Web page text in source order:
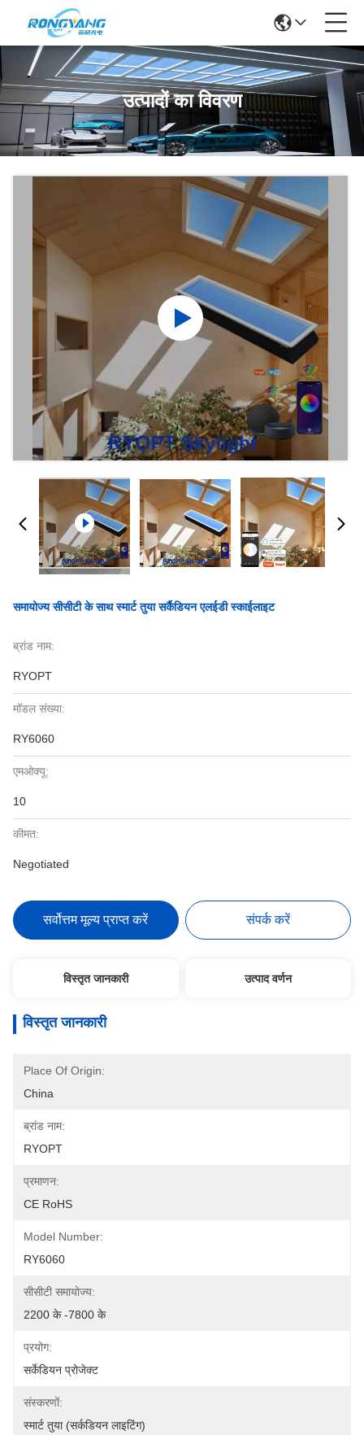
उत्पादों का विवरण
समायोज्य सीसीटी के साथ स्मार्ट तुया सर्कैडियन एलईडी स्काईलाइट
ब्रांड नाम:
RYOPT
मॉडल संख्या:
RY6060
एमओक्यू:
10
कीमत:
Negotiated
सर्वोत्तम मूल्य प्राप्त करें संपर्क करें
विस्तृत जानकारी उत्पाद वर्णन
विस्तृत जानकारी
Place Of Origin:
China
ब्रांड नाम:
RYOPT
प्रमाणन:
CE RoHS
Model Number:
RY6060
सीसीटी समायोज्य:
2200 के -7800 के
प्रयोग:
सर्केडियन प्रोजेक्ट
संस्करणों:
स्मार्ट तुया (सर्कडियन लाइटिंग)